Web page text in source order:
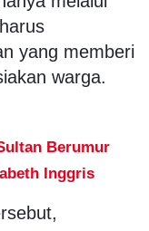
yang memberi
warga.
Berumur
Inggris